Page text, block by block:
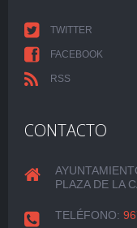
TWITTER
FACEBOOK
RSS
CONTACTO
PLAZA DE LA
TELÉFONO: